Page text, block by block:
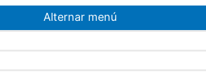
Alternar menú